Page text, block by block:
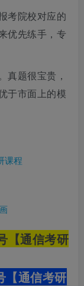
考院校对应的
优先练手，专
真题很宝贵，
于市面上的模
课程
【通信考研
【通信考研